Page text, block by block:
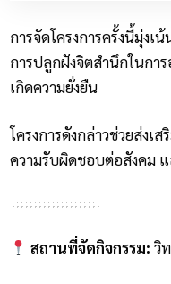
การจัดโครงการครั้งนี้มุ่ง
การปลูกฝังจิตสำนึกในกา
เกิดความยั่งยืน
โครงการดังกล่าวช่วยส่งเ
ความรับผิดชอบต่อสังคม
สถานที่จัดกิจกรรม: วิ